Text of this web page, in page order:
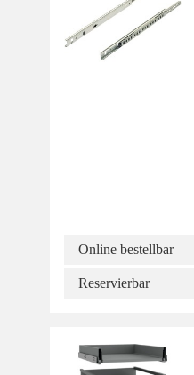
Online bestellbar
Reservierbar